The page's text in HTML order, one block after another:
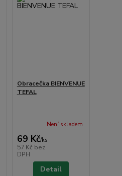
Obracečka BIENVENUE
TEFAL
69 Kč/ks
57 Kč bez
DPH
Není skladem
Detail